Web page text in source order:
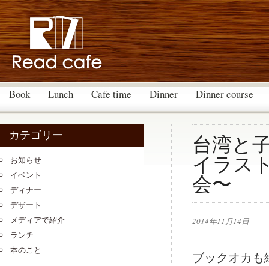
Book Lunch Cafe time Dinner Dinner course
台湾と
イラス
会〜
2014年11月14日
ブックオカも
カテゴリー
お知らせ
イベント
ディナー
デザート
メディアで紹介
ランチ
本のこと